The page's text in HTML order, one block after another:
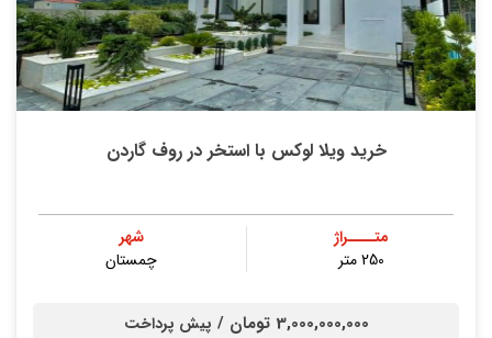
خرید ویلا لوکس با استخر در روف گاردن
متــــراژ
250 متر
شهر
چمستان
3,000,000,000 تومان / پیش پرداخت